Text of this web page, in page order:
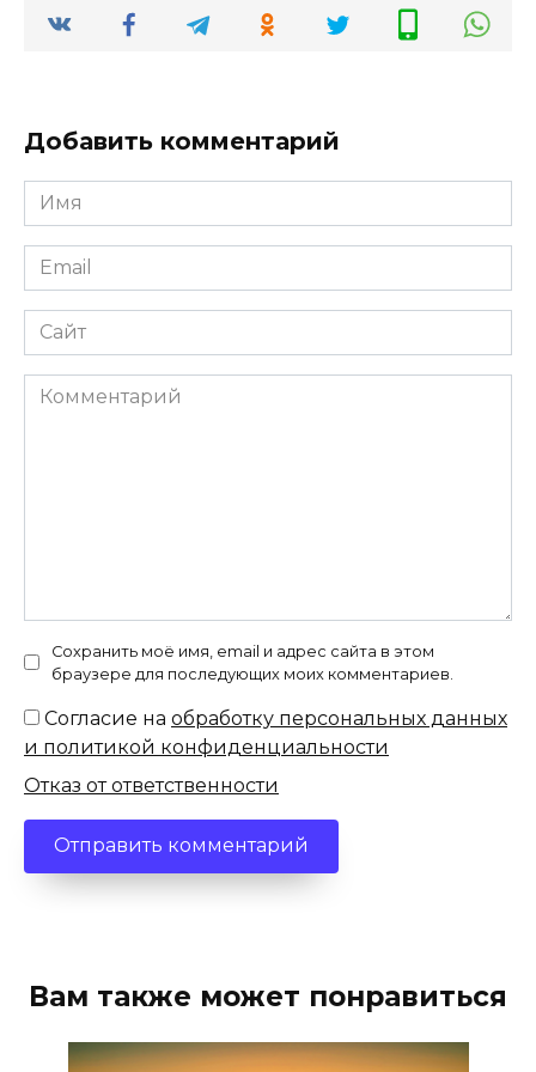
Добавить комментарий
Имя
*
Email
*
Сайт
Комментарий
Сохранить моё имя, email и адрес сайта в этом
браузере для последующих моих комментариев.
Согласие на обработку персональных данных
и политикой конфиденциальности
Отказ от ответственности
Вам также может понравиться